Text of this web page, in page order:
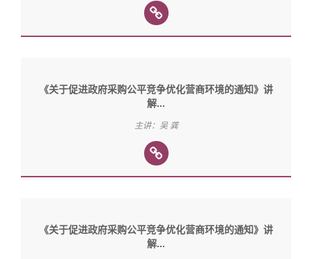
《关于促进政府采购公平竞争优化营商环境的通知》讲
解...
主讲：吴 龚
《关于促进政府采购公平竞争优化营商环境的通知》讲
解...